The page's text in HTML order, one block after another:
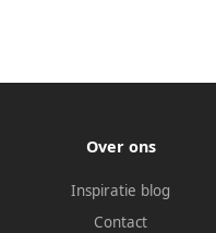
Over ons
Inspiratie blog
Contact